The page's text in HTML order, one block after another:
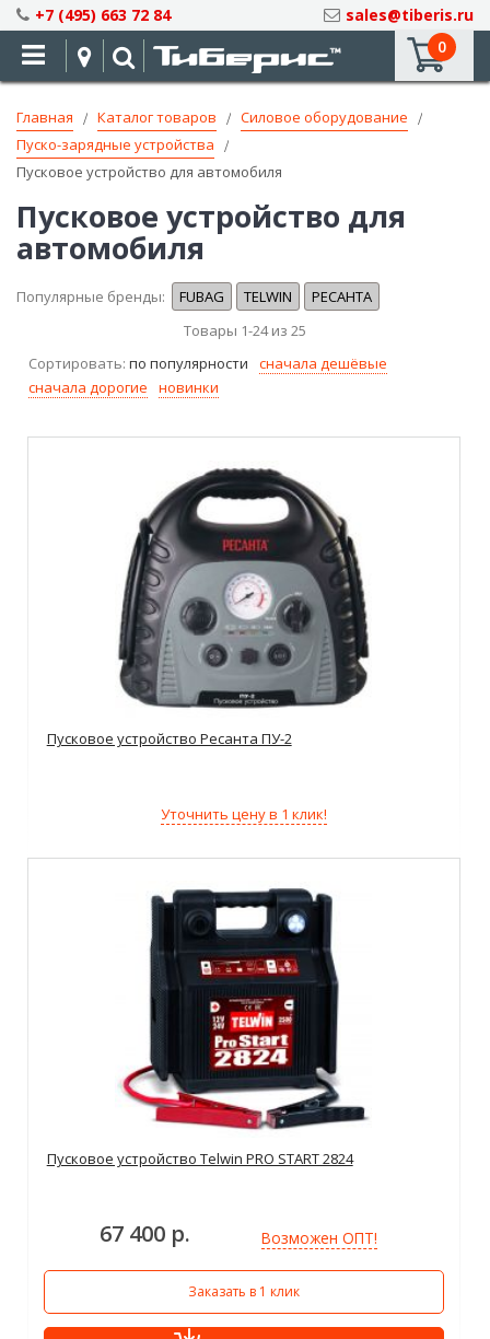
Skip
to
Content
+7 (495) 663 72 84
sales@tiberis.ru
0
Главная Каталог товаров
Силовое оборудование
Пуско-зарядные устройства
Пусковое устройство для автомобиля
Пусковое устройство для
автомобиля
Популярные бренды: FUBAG TELWIN
РЕСАНТА
Товары 1-24из 25
Сортировать: по популярности
сначала дешёвые
сначала дорогие
новинки
Пусковое устройство Ресанта ПУ-2
Уточнить цену в 1 клик!
Пусковое устройство Telwin PRO START 2824
67 400 р. Возможен ОПТ!
Заказать в 1 клик